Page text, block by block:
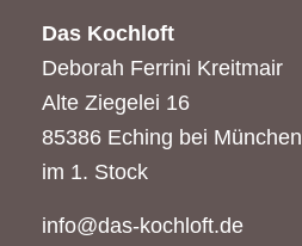
Das Kochloft
Deborah Ferrini Kreitmair
Alte Ziegelei 16
85386 Eching bei München
im 1. Stock
info@das-kochloft.de